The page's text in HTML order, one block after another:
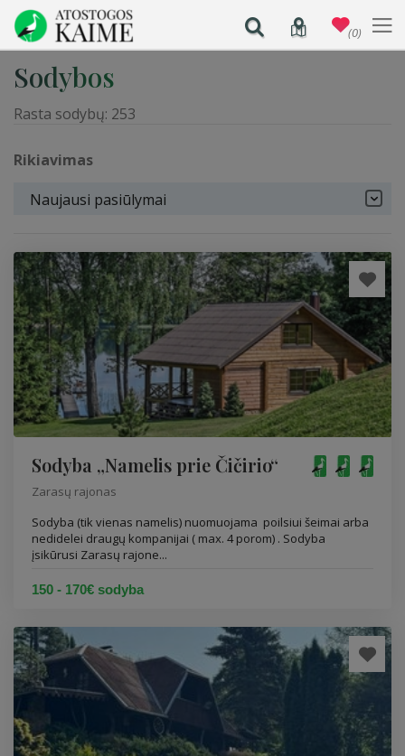
Sodybos
Rasta sodybų: 253
Rikiavimas
Naujausi pasiūlymai
Sodyba „Namelis prie Čičirio“
Zarasų rajonas
Sodyba (tik vienas namelis) nuomuojama poilsiui šeimai arba
nedidelei draugų kompanijai ( max. 4 porom) . Sodyba
įsikūrusi Zarasų rajone...
150 - 170€ sodyba
(0)